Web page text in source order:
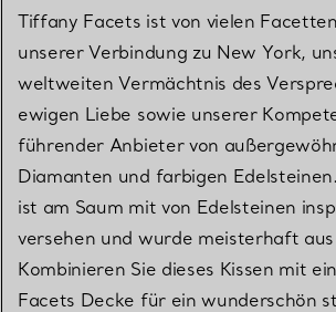
Tiffany Facets ist von vielen
unserer Verbindung zu New York,
weltweiten Vermächtnis des
ewigen Liebe sowie unserer
führender Anbieter von
Diamanten und farbigen
ist am Saum mit von Edelsteinen
versehen und wurde meisterhaft
Kombinieren Sie dieses Kissen mit
Facets Decke für ein wunderschön